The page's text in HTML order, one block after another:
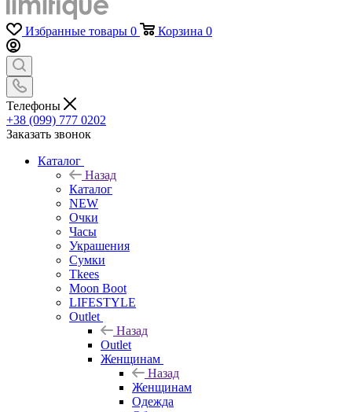
Избранные товары 0 Корзина 0
Телефоны
+38 (099) 777 0202
Заказать звонок
Каталог
Назад
Каталог
NEW
Очки
Часы
Украшения
Сумки
Tkees
Moon Boot
LIFESTYLE
Outlet
Назад
Outlet
Женщинам
Назад
Женщинам
Одежда